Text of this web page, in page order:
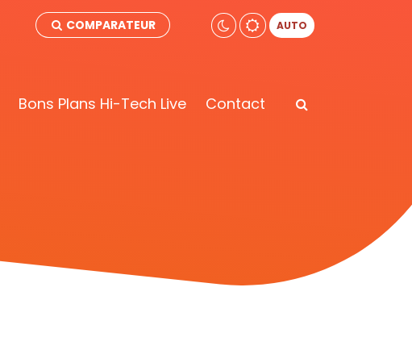
COMPARATEUR AUTO
Bons Plans Hi-Tech Live Contact